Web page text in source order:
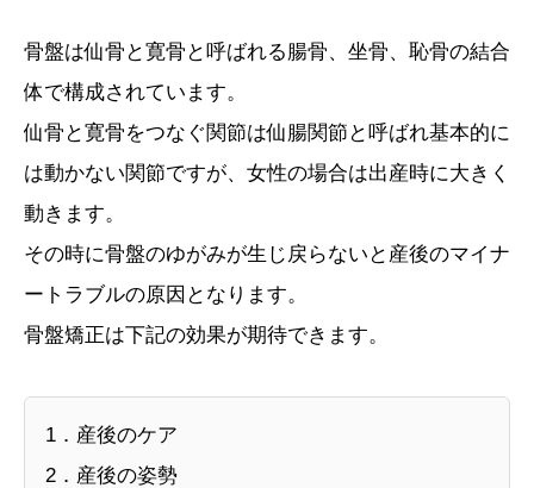
骨盤は仙骨と寛骨と呼ばれる腸骨、坐骨、恥骨の結合
体で構成されています。
仙骨と寛骨をつなぐ関節は仙腸関節と呼ばれ基本的に
は動かない関節ですが、女性の場合は出産時に大きく
動きます。
その時に骨盤のゆがみが生じ戻らないと産後のマイナ
ートラブルの原因となります。
骨盤矯正は下記の効果が期待できます。
1．産後のケア
2．産後の姿勢